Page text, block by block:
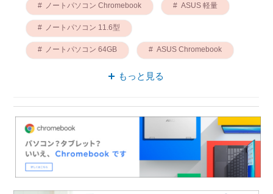
ノートパソコン Chromebook ASUS 軽量
ノートパソコン 11.6型
ノートパソコン 64GB ASUS Chromebook
もっと見る